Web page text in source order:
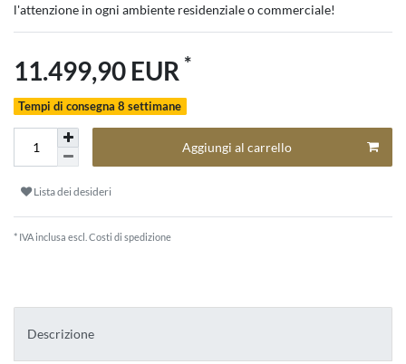
l'attenzione in ogni ambiente residenziale o commerciale!
11.499,90 EUR *
Tempi di consegna 8 settimane
Aggiungi al carrello
Lista dei desideri
* IVA inclusa escl. Costi di spedizione
Descrizione